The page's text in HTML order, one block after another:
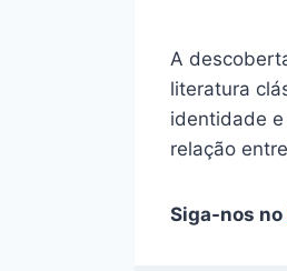
A
literatura
identidade
relação
Siga-nos no